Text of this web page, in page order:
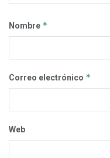
Nombre *
Correo electrónico *
Web